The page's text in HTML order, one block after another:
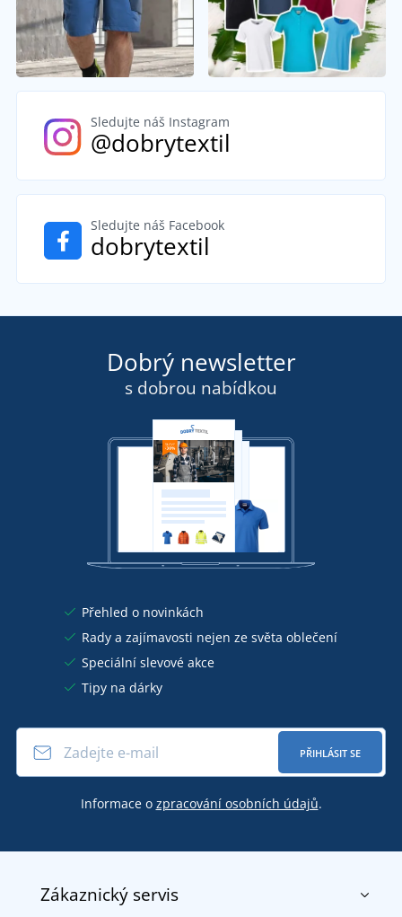
Sledujte náš Instagram
@dobrytextil
Sledujte náš Facebook
dobrytextil
Dobrý newsletter
s dobrou nabídkou
Přehled o novinkách
Rady a zajímavosti nejen ze světa oblečení
Speciální slevové akce
Tipy na dárky
PŘIHLÁSIT SE
Informace o zpracování osobních údajů.
Zákaznický servis